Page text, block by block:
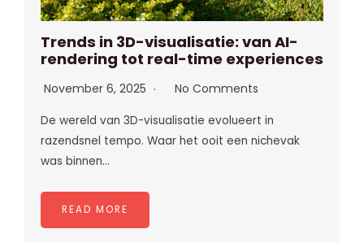
Trends in 3D-visualisatie: van AI-
rendering tot real-time experiences
November 6, 2025 No Comments
De wereld van 3D-visualisatie evolueert in
razendsnel tempo. Waar het ooit een nichevak
was binnen…
READ MORE